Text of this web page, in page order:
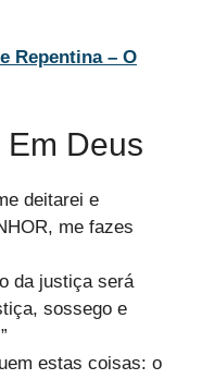
Repentina – O
Deus
deitarei e
me fazes
da justiça será
sossego e
estas coisas: o